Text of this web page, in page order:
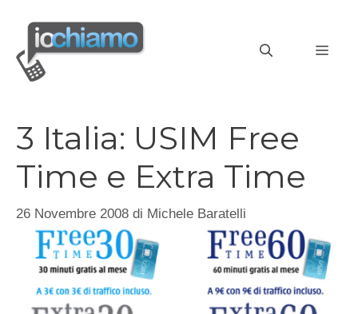
contenuto
3 Italia: USIM Free
Time e Extra Time
26 Novembre 2008 di Michele Baratelli